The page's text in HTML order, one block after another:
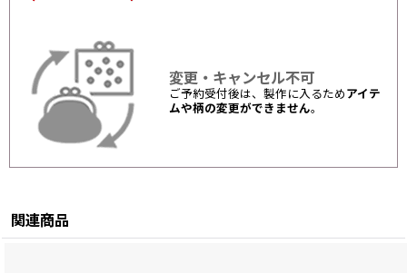
変更・キャンセル不可
ご予約受付後は、製作に入るため アイテ
ムや柄の変更ができません。
関連商品